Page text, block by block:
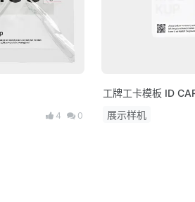
4 0
工牌工卡模板 ID
展示样机